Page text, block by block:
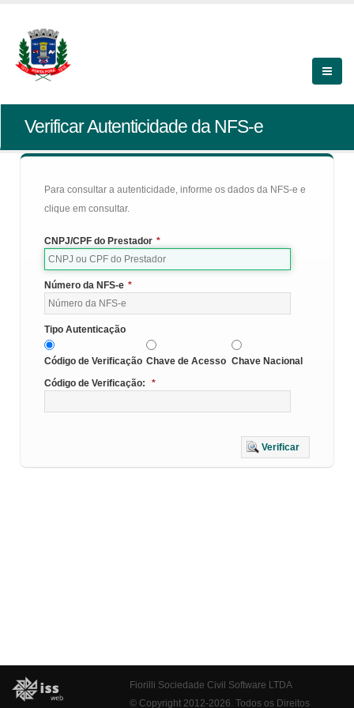
Verificar Autenticidade da NFS-e
Para consultar a autenticidade, informe os dados da NFS-e e
clique em consultar.
CNPJ/CPF do Prestador *
Número da NFS-e *
Tipo Autenticação
Código de Verificação Chave de Acesso Chave Nacional
Código de Verificação:
*
Verificar
Fiorilli Sociedade Civil Software LTDA
© Copyright 2012-2026. Todos os Direitos